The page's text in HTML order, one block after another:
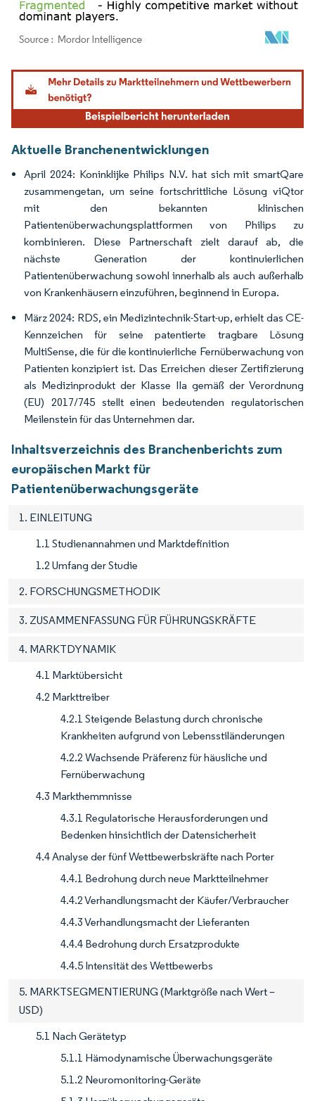
Bild © Mordor Intelligence. Wiederverwendung erfordert Namensnennung gemäß
Aktuelle Branchenentwicklungen
April 2024: Koninklijke Philips N.V. hat sich mit smartQare
zusammengetan, um seine fortschrittliche Lösung viQtor
mit den bekannten klinischen
Patientenüberwachungsplattformen von Philips zu
kombinieren. Diese Partnerschaft zielt darauf ab, die
nächste Generation der kontinuierlichen
Patientenüberwachung sowohl innerhalb als auch außerhalb
von Krankenhäusern einzuführen, beginnend in Europa.
März 2024: RDS, ein Medizintechnik-Start-up, erhielt das CE-
Kennzeichen für seine patentierte tragbare Lösung
MultiSense, die für die kontinuierliche Fernüberwachung von
Patienten konzipiert ist. Das Erreichen dieser Zertifizierung
als Medizinprodukt der Klasse IIa gemäß der Verordnung
(EU) 2017/745 stellt einen bedeutenden regulatorischen
Meilenstein für das Unternehmen dar.
Inhaltsverzeichnis des Branchenberichts zum
europäischen Markt für
Patientenüberwachungsgeräte
1. EINLEITUNG
1.1 Studienannahmen und Marktdefinition
1.2 Umfang der Studie
2. FORSCHUNGSMETHODIK
3. ZUSAMMENFASSUNG FÜR FÜHRUNGSKRÄFTE
4. MARKTDYNAMIK
4.1 Marktübersicht
4.2 Markttreiber
4.2.1 Steigende Belastung durch chronische
Krankheiten aufgrund von Lebensstiländerungen
4.2.2 Wachsende Präferenz für häusliche und
Fernüberwachung
4.3 Markthemmnisse
4.3.1 Regulatorische Herausforderungen und
Bedenken hinsichtlich der Datensicherheit
4.4 Analyse der fünf Wettbewerbskräfte nach Porter
4.4.1 Bedrohung durch neue Marktteilnehmer
4.4.2 Verhandlungsmacht der Käufer/Verbraucher
4.4.3 Verhandlungsmacht der Lieferanten
4.4.4 Bedrohung durch Ersatzprodukte
4.4.5 Intensität des Wettbewerbs
5. MARKTSEGMENTIERUNG (Marktgröße nach Wert –
USD)
5.1 Nach Gerätetyp
5.1.1 Hämodynamische Überwachungsgeräte
5.1.2 Neuromonitoring-Geräte